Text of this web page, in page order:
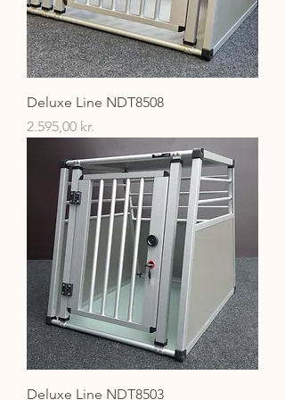
Deluxe Line NDT8508
Pris
2.595,00 kr.
Deluxe Line NDT8503